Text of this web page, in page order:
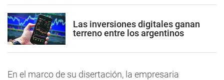
Las inversiones digitales ganan
terreno entre los argentinos
En el marco de su disertación, la empresaria